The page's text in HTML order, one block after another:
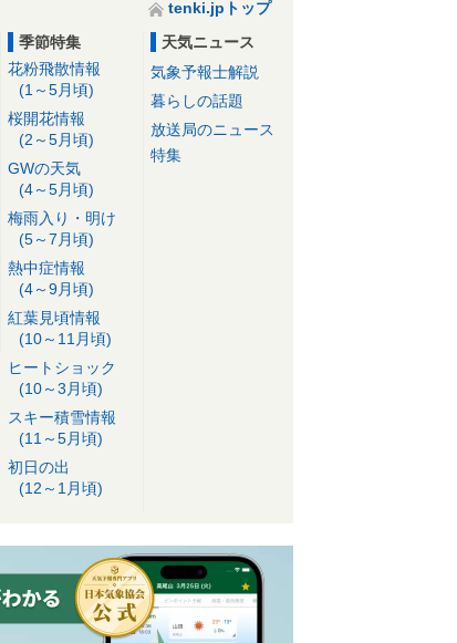
tenki.jpトップ
季節特集
花粉飛散情報
(1～5月頃)
桜開花情報
(2～5月頃)
GWの天気
(4～5月頃)
梅雨入り・明け
(5～7月頃)
熱中症情報
(4～9月頃)
紅葉見頃情報
(10～11月頃)
ヒートショック
(10～3月頃)
スキー積雪情報
(11～5月頃)
初日の出
(12～1月頃)
天気ニュース
気象予報士解説
暮らしの話題
放送局のニュース
特集